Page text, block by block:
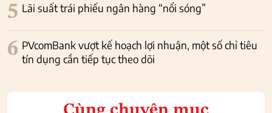
5 Lãi suất trái phiếu ngân hàng “nổi sóng”
6 PVcomBank vượt kế hoạch lợi nhuận, một số chỉ tiêu
tín dụng cần tiếp tục theo dõi